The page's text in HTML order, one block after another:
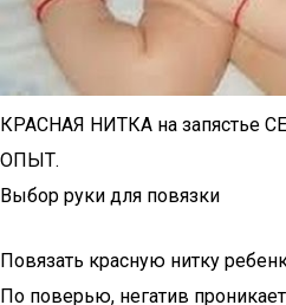
КРАСНАЯ НИТКА на запястье
ОПЫТ.
Выбор руки для повязки
Повязать красную нитку
По поверью, негатив